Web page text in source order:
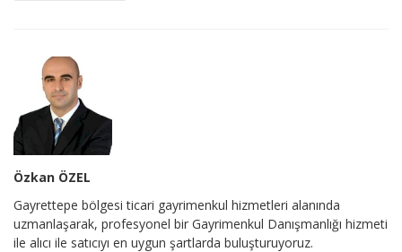
Özkan ÖZEL
Gayrettepe bölgesi ticari gayrimenkul hizmetleri alanında
uzmanlaşarak, profesyonel bir Gayrimenkul Danışmanlığı hizmeti
ile alıcı ile satıcıyı en uygun şartlarda buluşturuyoruz.